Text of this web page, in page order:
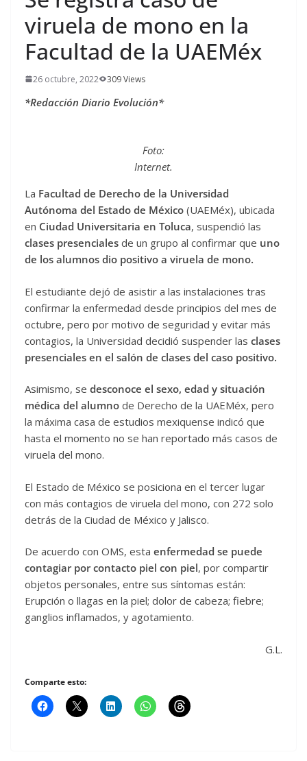
viruela de mono en la
Facultad de la UAEMéx
26 octubre, 2022 309 Views
*Redacción Diario Evolución*
Foto:
Internet.
La Facultad de Derecho de la Universidad
Autónoma del Estado de México (UAEMéx), ubicada
en Ciudad Universitaria en Toluca, suspendió las
clases presenciales de un grupo al confirmar que uno
de los alumnos dio positivo a viruela de mono.
El estudiante dejó de asistir a las instalaciones tras
confirmar la enfermedad desde principios del mes de
octubre, pero por motivo de seguridad y evitar más
contagios, la Universidad decidió suspender las clases
presenciales en el salón de clases del caso positivo.
Asimismo, se desconoce el sexo, edad y situación
médica del alumno de Derecho de la UAEMéx, pero
la máxima casa de estudios mexiquense indicó que
hasta el momento no se han reportado más casos de
viruela del mono.
El Estado de México se posiciona en el tercer lugar
con más contagios de viruela del mono, con 272 solo
detrás de la Ciudad de México y Jalisco.
De acuerdo con OMS, esta enfermedad se puede
contagiar por contacto piel con piel, por compartir
objetos personales, entre sus síntomas están:
Erupción o llagas en la piel; dolor de cabeza; fiebre;
ganglios inflamados, y agotamiento.
G.L.
Comparte esto: